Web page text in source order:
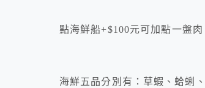
點海鮮船+$100元可加點一盤
海鮮五品分別有：草蝦、蛤蜊